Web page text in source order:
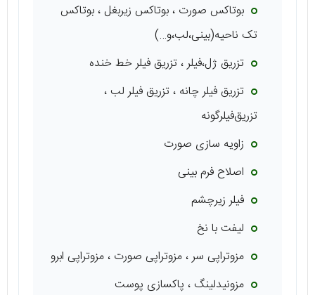
بوتاکس صورت ، بوتاکس زیربغل ، بوتاکس
تک ناحیه(بینی،لب،و…)
تزریق ژل،فیلر ، تزریق فیلر خط خنده
تزریق فیلر چانه ، تزریق فیلر لب ،
تزریق‌فیلر‌گونه
زاویه سازی صورت
اصلاح فرم بینی
فیلر زیرچشم
لیفت با نخ
مزوتراپی سر ، مزوتراپی صورت ، مزوتراپی ابرو
مزونیدلینگ ، پاکسازی پوست